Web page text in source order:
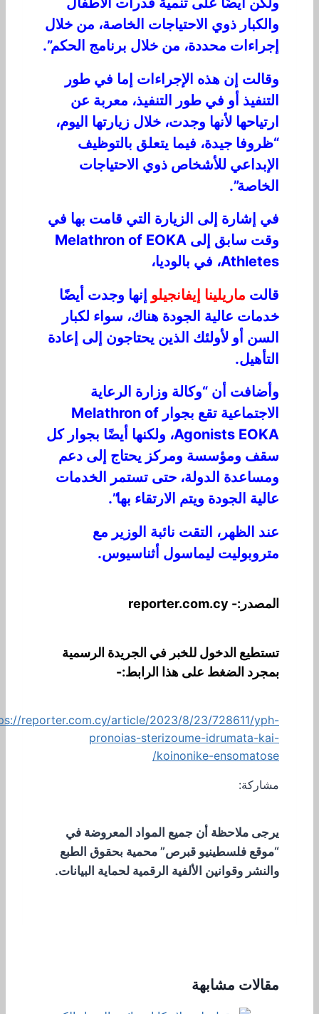
والكبار ذوي الاحتياجات الخاصة، من خلال
إجراءات محددة، من خلال برنامج الحكم”.
وقالت إن هذه الإجراءات إما في طور
التنفيذ أو في طور التنفيذ، معربة عن
ارتياحها لأنها وجدت، خلال زيارتها اليوم،
“ظروفا جيدة، فيما يتعلق بالتوظيف
الإبداعي للأشخاص ذوي الاحتياجات
الخاصة”.
في إشارة إلى الزيارة التي قامت بها في
وقت سابق إلى Melathron of EOKA
Athletes، في بالوديا،
قالت ماريلينا إيفانجيلو إنها وجدت أيضًا
خدمات عالية الجودة هناك، سواء لكبار
السن أو لأولئك الذين يحتاجون إلى إعادة
التأهيل.
وأضافت أن “وكالة وزارة الرعاية
الاجتماعية تقع بجوار Melathron of
Agonists EOKA، ولكنها أيضًا بجوار كل
سقف ومؤسسة ومركز يحتاج إلى دعم
ومساعدة الدولة، حتى تستمر الخدمات
عالية الجودة ويتم الارتقاء بها”.
عند الظهر، التقت نائبة الوزير مع
متروبوليت ليماسول أثناسيوس.
المصدر:- reporter.com.cy
تستطيع الدخول للخبر في الجريدة الرسمية
بمجرد الضغط على هذا الرابط:-
reporter.com.cy/article/2023/8/23/728611/yph-
pronoias-sterizoume-idrumata-kai-
koinonike-ensomatose/
مشاركة:
يرجى ملاحظة أن جميع المواد المعروضة في
“موقع فلسطينيو قبرص” محمية بحقوق الطبع
والنشر وقوانين الألفية الرقمية لحماية البيانات.
مقالات مشابهة